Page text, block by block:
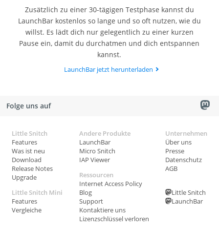
Zusätzlich zu einer 30-tägigen Testphase kannst du
LaunchBar kostenlos so lange und so oft nutzen, wie du
willst. Es lädt dich nur gelegentlich zu einer kurzen
Pause ein, damit du durchatmen und dich entspannen
kannst.
LaunchBar jetzt herunterladen
Folge uns auf
Little Snitch
Features
Was ist neu
Download
Release Notes
Upgrade
Little Snitch Mini
Features
Vergleiche
Andere Produkte
LaunchBar
Micro Snitch
IAP Viewer
Ressourcen
Internet Access Policy
Blog
Support
Kontaktiere uns
Lizenzschlüssel verloren
Unternehmen
Über uns
Presse
Datenschutz
AGB
Little Snitch
LaunchBar